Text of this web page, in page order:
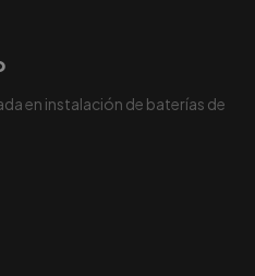
en instalación de baterías de